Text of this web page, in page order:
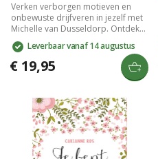
Verken verborgen motieven en
onbewuste drijfveren in jezelf met
Michelle van Dusseldorp. Ontdek
hoe zelfinzicht en christelijke
principes leiden tot innerlijke
genezing en geestelijke
volwassenheid. Dit praktische boek
in elf stappen biedt levenslange
vastgelopen voelt.
Leverbaar vanaf 14 augustus
€ 19,95